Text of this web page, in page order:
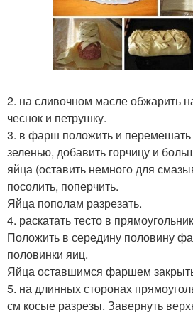
2. на сливочном масле обжарить
чеснок и петрушку.
3. в фарш положить и
зеленью, добавить горчицу и
яйца (оставить немного для
посолить, поперчить.
Яйца пополам разрезать.
4. раскатать тесто в
Положить в середину половину
половинки яиц.
Яйца оставшимся фаршем
5. на длинных сторонах
см косые разрезы. Завернуть